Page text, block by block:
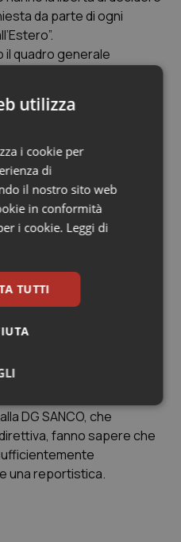
& Testa Collo
da parte di ogni
quadro generale
attuale è in saldo
numerosi dei pazienti
In euro, circa 75 milioni in
in entrata. Numeri
termini economici della
che muove un giro da
il motore che
al momento è proprio
che attrae risorse in
è sull'alta
proprie eccellenze e
in un'opportunità.
DG SANCO, che
fanno sapere che
una reportistica.
utilizza
i cookie per
di
il nostro sito web
in conformità
i cookie. Leggi di
TUTTI
Marketing